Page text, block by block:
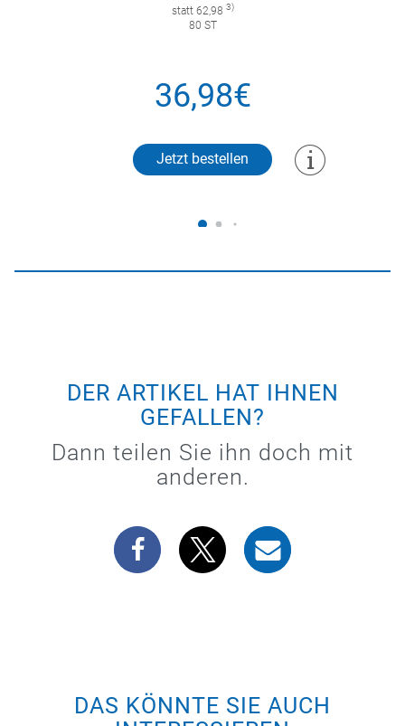
statt 62,98 3)
80 ST
36,98€
Jetzt bestellen
DER ARTIKEL HAT IHNEN
GEFALLEN?
Dann teilen Sie ihn doch mit
anderen.
DAS KÖNNTE SIE AUCH